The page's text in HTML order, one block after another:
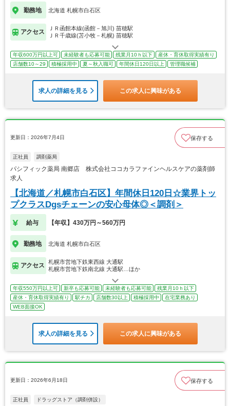
勤務地 北海道 札幌市白石区
アクセス
ＪＲ函館本線(函館－旭川) 苗穂駅
ＪＲ千歳線(苫小牧－札幌) 苗穂駅
年収600万円以上可 未経験者も応募可能 残業月10ｈ以下
産休・育休取得実績有り
店舗数10～29
積極採用中 夏～秋入職可 年間休日120日以上 管理職候補
求人の詳細を見る この求人に興味がある
更新日：2026年7月4日 保存する
正社員 調剤薬局
パシフィック薬局 南郷店 株式会社ココカラファインヘルスケアの薬剤師
求人
【北海道／札幌市白石区】年間休日120日☆業界トッ
プクラスDgsチェーンの安心母体◎＜調剤＞
給与 【年収】430万円～560万円
勤務地 北海道 札幌市白石区
アクセス
札幌市営地下鉄東西線 大通駅
札幌市営地下鉄南北線 大通駅…ほか
年収550万円以上可 新卒も応募可能 未経験者も応募可能
残業月10ｈ以下
産休・育休取得実績有り
駅チカ 店舗数30以上 積極採用中
在宅業務あり
WEB面接OK
求人の詳細を見る この求人に興味がある
更新日：2026年6月18日 保存する
正社員 ドラッグストア（調剤併設）